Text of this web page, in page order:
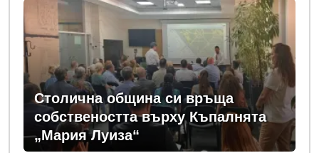
Столична община си връща
собствеността върху Къпалнята
„Мария Луиза“